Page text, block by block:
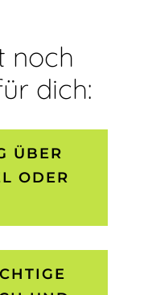
noch
dich:
ÜBER
ODER